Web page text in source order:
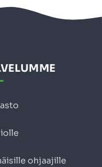
ohjaajille